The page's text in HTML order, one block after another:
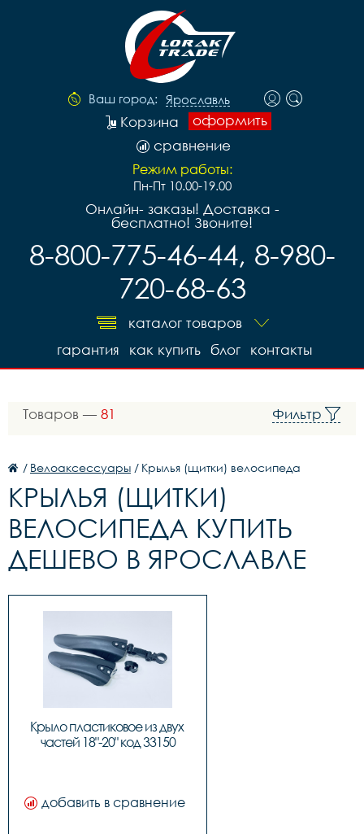
Ваш город: Ярославль
оформить
Корзина
сравнение
Режим работы:
Пн-Пт 10.00-19.00
Онлайн- заказы! Доставка -
бесплатно! Звоните!
8-800-775-46-44, 8-980-
720-68-63
каталог товаров
контакты
блог
как купить
гарантия
Товаров — 81 Фильтр
/ Велоаксессуары / Крылья (щитки) велосипеда
КРЫЛЬЯ (ЩИТКИ)
ВЕЛОСИПЕДА КУПИТЬ
ДЕШЕВО В ЯРОСЛАВЛЕ
Крыло пластиковое из двух
частей 18"-20" код 33150
добавить в сравнение